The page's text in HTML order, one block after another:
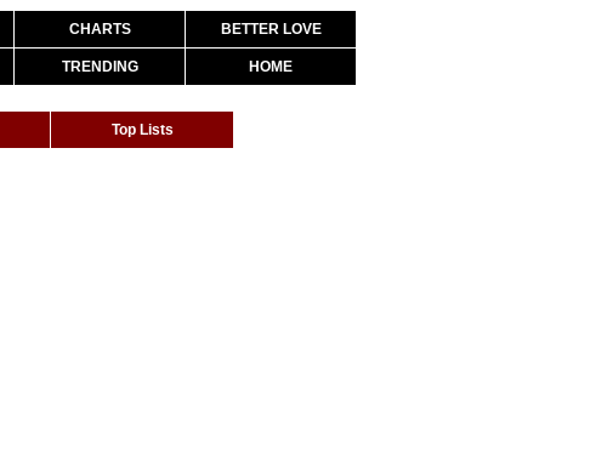
CHARTS BETTER LOVE
TRENDING HOME
Top Lists